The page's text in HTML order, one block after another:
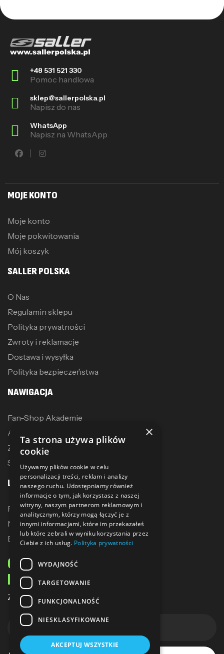
+48 531 521 330
Pomoc handlowa
sklep@sallerpolska.pl
Napisz do nas
WhatsApp
Napisz na WhatsApp
MOJE KONTO
Moje konto
Moje pokwitowania
Mój koszyk
SALLER POLSKA
O Nas
Regulamin sklepu
Polityka prywatności
Zwroty i reklamacje
Dostawa i wysyłka
Polityka bezpieczeństwa
NAWIGACJA
Fan-Shop Akademie
Akcesoria treningowe
Zostań dystrybutorem
Sublimacja
LINKI
Promocje
Nowe produkty
Bestsellery
ODBIERZ 10% ZNIŻKI
NA PIERWSZE ZAKUPY
Zapisz się do naszego newslettera
×
Ta strona używa plików
cookie
Używamy plików cookie w celu
personalizacji treści, reklam i analizy
naszego ruchu. Udostępniamy również
informacje o tym, jak korzystasz z naszej
witryny, naszym partnerom reklamowym i
analitycznym, którzy mogą łączyć je z
innymi informacjami, które im przekazałeś
lub które zebrali w wyniku korzystania przez
Ciebie z ich usług. Polityka prywatności
WYDAJNOŚĆ
TARGETOWANIE
FUNKCJONALNOŚĆ
NIESKLASYFIKOWANE
AKCEPTUJ WSZYSTKIE